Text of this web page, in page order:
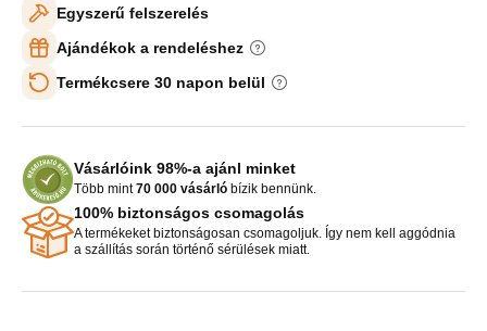
Egyszerű felszerelés
Ajándékok a rendeléshez
Termékcsere 30 napon belül
Vásárlóink 98%-a ajánl minket
Több mint70 000 vásárló bízik bennünk.
100% biztonságos csomagolás
A termékeket biztonságosan csomagoljuk. Így nem kell aggódnia
a szállítás során történő sérülések miatt.